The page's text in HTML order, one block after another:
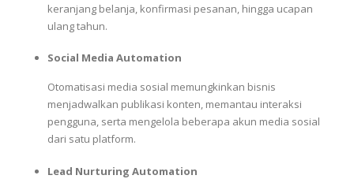
keranjang belanja, konfirmasi pesanan, hingga ucapan
ulang tahun.
Social Media Automation
Otomatisasi media sosial memungkinkan bisnis
menjadwalkan publikasi konten, memantau interaksi
pengguna, serta mengelola beberapa akun media sosial
dari satu platform.
Lead Nurturing Automation